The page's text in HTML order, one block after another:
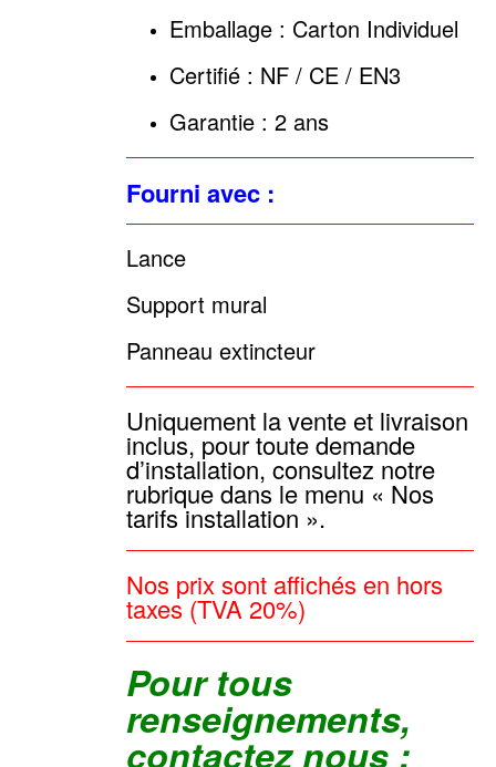
Emballage : Carton Individuel
Certifié : NF / CE / EN3
Garantie : 2 ans
Fourni avec :
Lance
Support mural
Panneau extincteur
Uniquement la vente et livraison
inclus, pour toute demande
d’installation, consultez notre
rubrique dans le menu « Nos
tarifs installation ».
Nos prix sont affichés en hors
taxes (TVA 20%)
Pour tous
renseignements,
contactez nous :